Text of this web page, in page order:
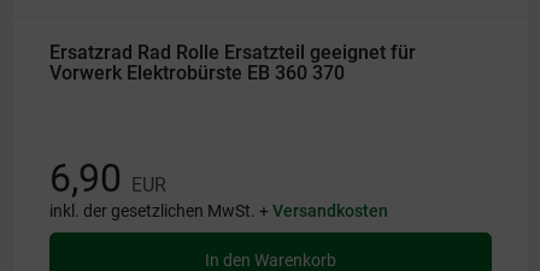
Ersatzrad Rad Rolle Ersatzteil geeignet für
Vorwerk Elektrobürste EB 360 370
6,90 EUR
inkl. der gesetzlichen MwSt. +Versandkosten
In den Warenkorb